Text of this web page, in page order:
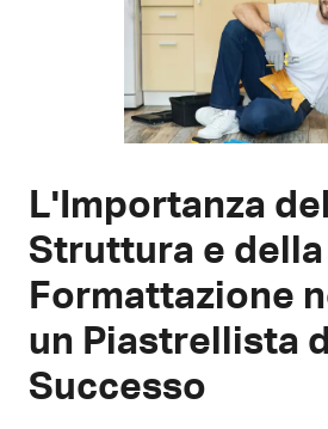
L'Importanza
Struttura e della
Formattazione
un Piastrellista
Successo